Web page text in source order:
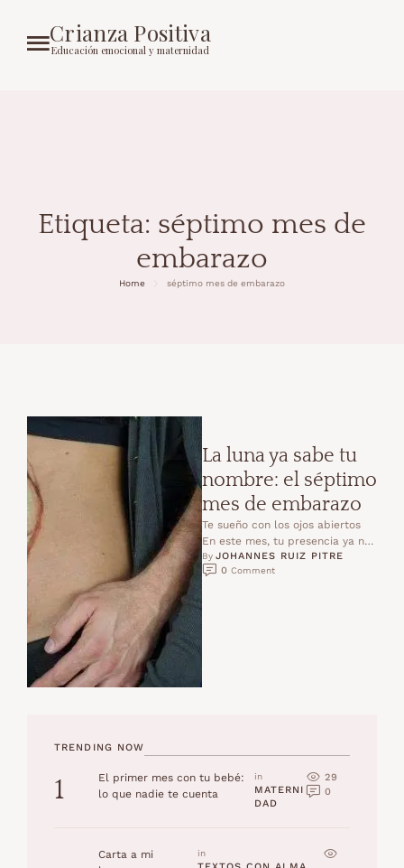
Crianza Positiva
Educación emocional y maternidad
Etiqueta: séptimo mes de
embarazo
Home séptimo mes de embarazo
La luna ya sabe tu
nombre: el séptimo
mes de embarazo
Te sueño con los ojos abiertos
En este mes, tu presencia ya no
se imagina: se siente.Cada día …
By JOHANNES RUIZ PITRE
0 Comment
TRENDING NOW
1
El primer mes con tu bebé:
lo que nadie te cuenta
in
MATERNI
DAD
29
0
Carta a mi
in